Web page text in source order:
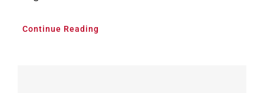
Continue Reading